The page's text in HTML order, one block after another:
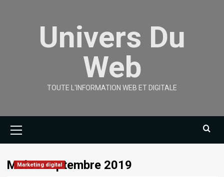
Univers Du
Web
TOUTE L'INFORMATION WEB ET DIGITALE
Menu
Mois :septembre 2019
Marketing digital